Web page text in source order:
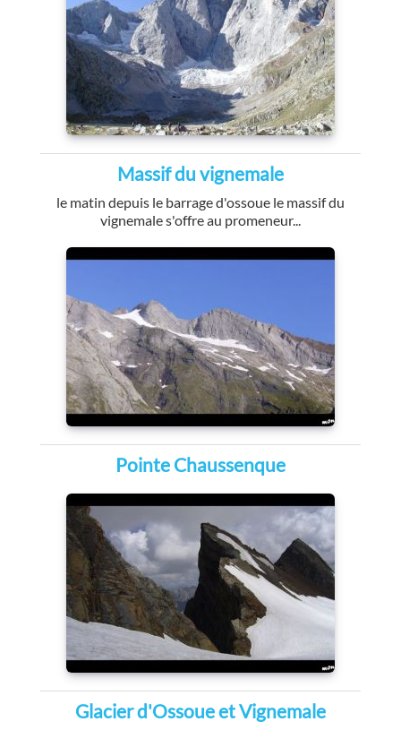
Massif du vignemale
le matin depuis le barrage d'ossoue le massif du
vignemale s'offre au promeneur...
Pointe Chaussenque
Glacier d'Ossoue et Vignemale